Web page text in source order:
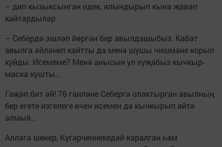
– дип кызыксынган идек, ялындырып кына җавап
кайтардылар.
– Себердә эшләп йөргән бер авылдашыбыз. Кабат
авылга әйләнеп кайтты да менә шушы чишмәне корып
куйды. Исемеме? Менә анысын ул хуҗабыз кычкыр­
маска кушты...
Гаҗәп бит әй! 76 гаиләне Себергә олактырган авылның
бер егете изгелеге өчен исемен дә кычкырып әйтә
алмый...
Аллага шөкер, Күгәрченнекедәй каралган һәм